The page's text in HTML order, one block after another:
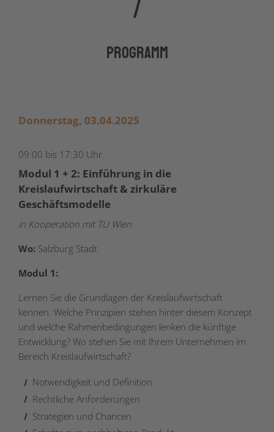
Programm
Donnerstag, 03.04.2025
09:00 bis 17:30 Uhr
Modul 1 + 2: Einführung in die
Kreislaufwirtschaft & zirkuläre
Geschäftsmodelle
in Kooperation mit TU Wien
Wo: Salzburg Stadt
Modul 1:
Lernen Sie die Grundlagen der Kreislaufwirtschaft
kennen. Welche Prinzipien stehen hinter diesem Konzept
und welche Rahmenbedingungen lenken die künftige
Entwicklung? Wo stehen Sie mit Ihrem Unternehmen im
Bereich Kreislaufwirtschaft?
Notwendigkeit und Definition
Rechtliche Anforderungen
Strategien und Chancen